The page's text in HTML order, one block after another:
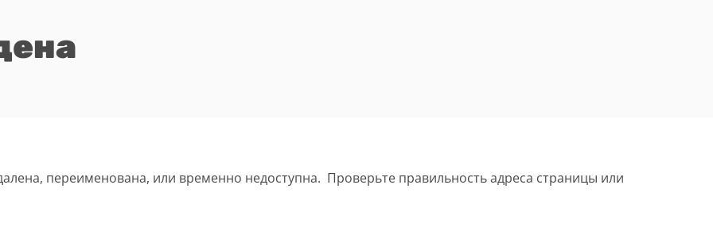
переименована, или временно недоступна. Проверьте правильность адреса страницы или